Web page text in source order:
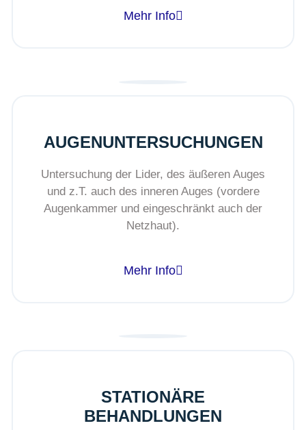
Mehr Info
AUGENUNTERSUCHUNGEN
Untersuchung der Lider, des äußeren Auges
und z.T. auch des inneren Auges (vordere
Augenkammer und eingeschränkt auch der
Netzhaut).
Mehr Info
STATIONÄRE
BEHANDLUNGEN